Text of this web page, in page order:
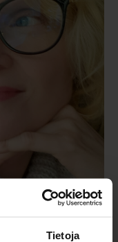
Tietoja